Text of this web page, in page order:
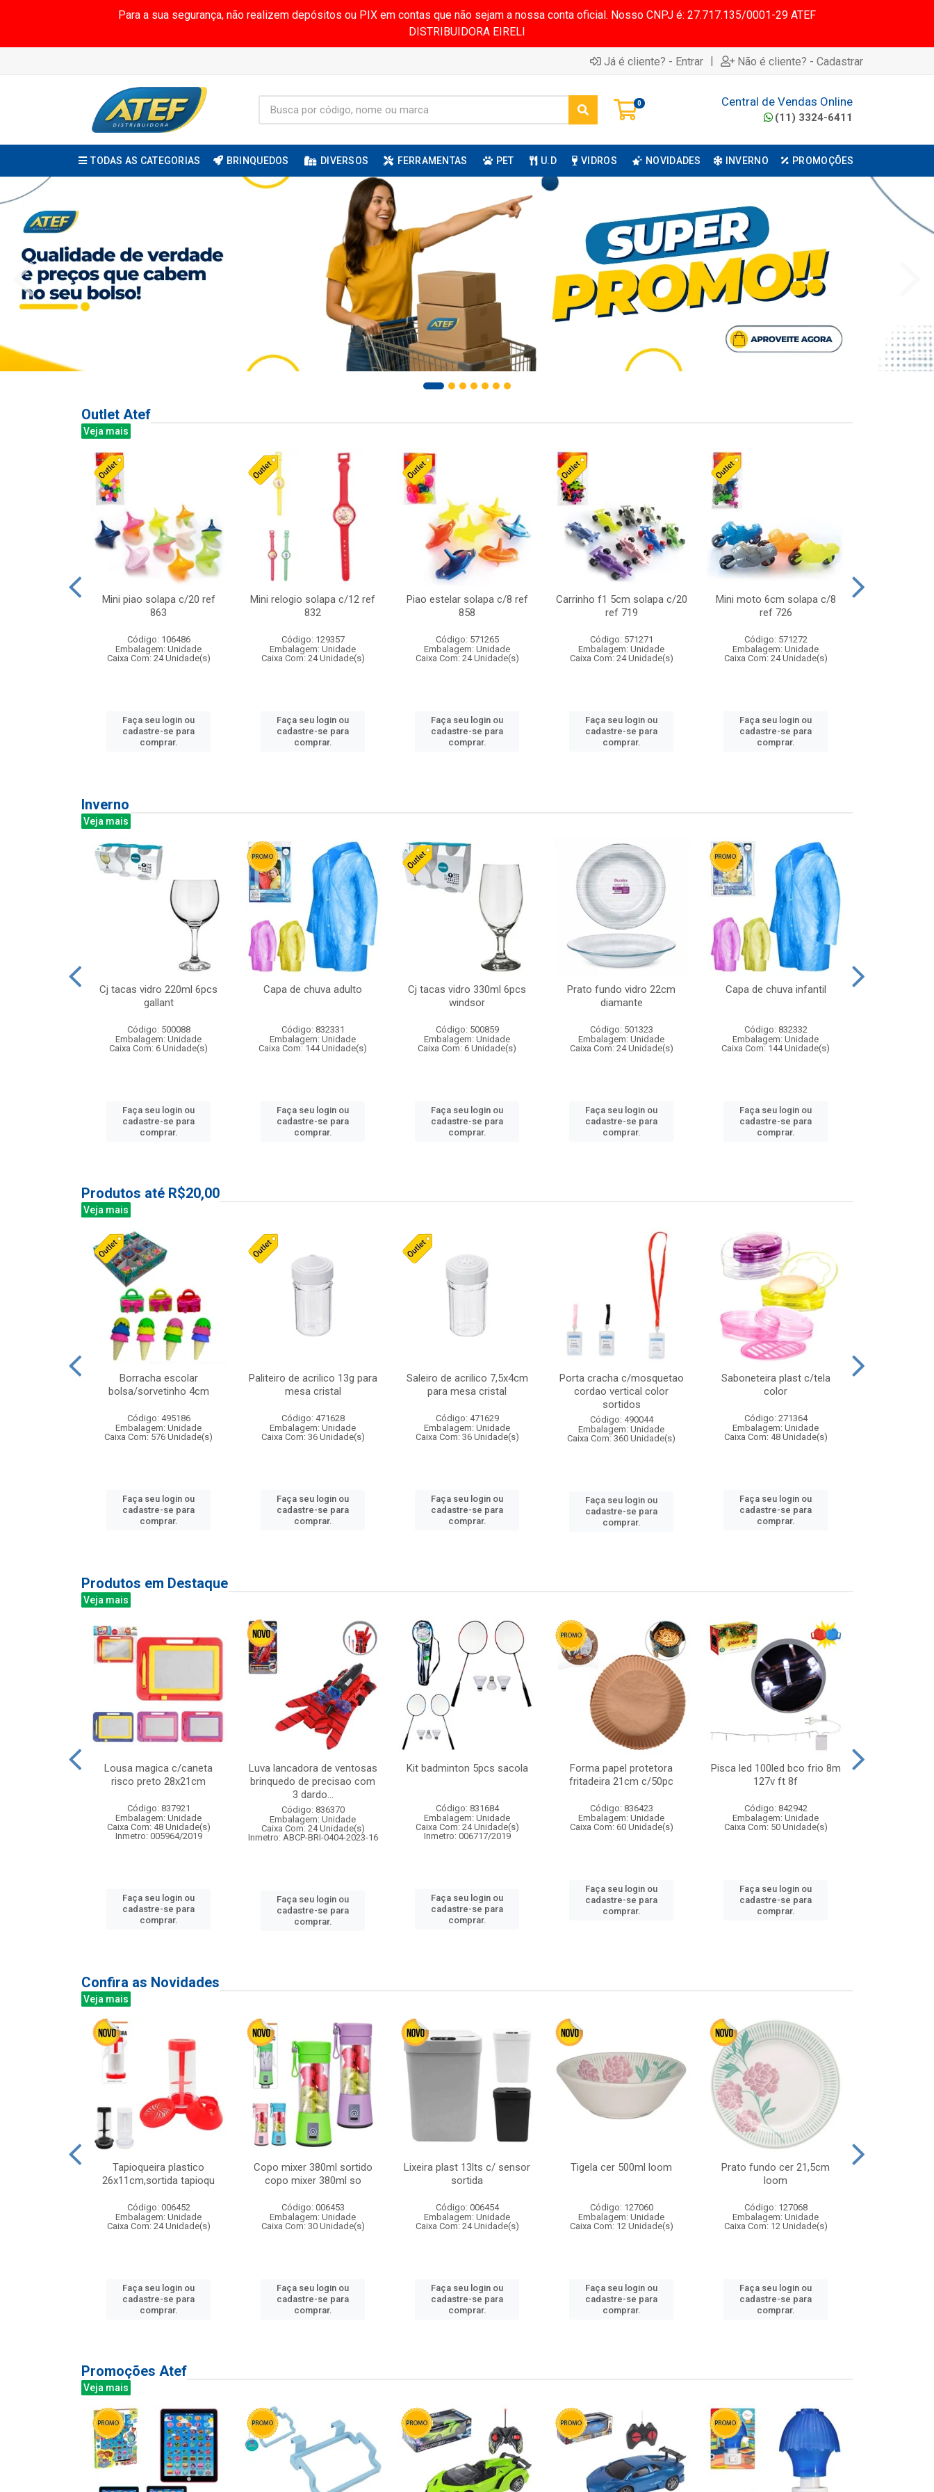
Para a sua segurança, não realizem depósitos ou PIX em contas que não sejam a nossa conta oficial. Nosso CNPJ é: 27.717.135/0001-29 ATEF
DISTRIBUIDORA EIRELI
Já é cliente? - Entrar | Não é cliente? - Cadastrar
0 Central de Vendas Online
(11) 3324-6411
TODAS AS CATEGORIAS BRINQUEDOS DIVERSOS FERRAMENTAS PET U.D VIDROS NOVIDADES INVERNO PROMOÇÕES
Outlet Atef
Veja mais
Mini piao solapa c/20 ref
863
Código: 106486
Embalagem: Unidade
Caixa Com: 24 Unidade(s)
Faça seu login ou
cadastre-se para
comprar.
Mini relogio solapa c/12 ref
832
Código: 129357
Embalagem: Unidade
Caixa Com: 24 Unidade(s)
Faça seu login ou
cadastre-se para
comprar.
Piao estelar solapa c/8 ref
858
Código: 571265
Embalagem: Unidade
Caixa Com: 24 Unidade(s)
Faça seu login ou
cadastre-se para
comprar.
Carrinho f1 5cm solapa c/20
ref 719
Código: 571271
Embalagem: Unidade
Caixa Com: 24 Unidade(s)
Faça seu login ou
cadastre-se para
comprar.
Mini moto 6cm solapa c/8
ref 726
Código: 571272
Embalagem: Unidade
Caixa Com: 24 Unidade(s)
Faça seu login ou
cadastre-se para
comprar.
Inverno
Veja mais
Cj tacas vidro 220ml 6pcs
gallant
Código: 500088
Embalagem: Unidade
Caixa Com: 6 Unidade(s)
Faça seu login ou
cadastre-se para
comprar.
Capa de chuva adulto
Código: 832331
Embalagem: Unidade
Caixa Com: 144 Unidade(s)
Faça seu login ou
cadastre-se para
comprar.
Cj tacas vidro 330ml 6pcs
windsor
Código: 500859
Embalagem: Unidade
Caixa Com: 6 Unidade(s)
Faça seu login ou
cadastre-se para
comprar.
Prato fundo vidro 22cm
diamante
Código: 501323
Embalagem: Unidade
Caixa Com: 24 Unidade(s)
Faça seu login ou
cadastre-se para
comprar.
Capa de chuva infantil
Código: 832332
Embalagem: Unidade
Caixa Com: 144 Unidade(s)
Faça seu login ou
cadastre-se para
comprar.
Produtos até R$20,00
Veja mais
Borracha escolar
bolsa/sorvetinho 4cm
Código: 495186
Embalagem: Unidade
Caixa Com: 576 Unidade(s)
Faça seu login ou
cadastre-se para
comprar.
Paliteiro de acrilico 13g para
mesa cristal
Código: 471628
Embalagem: Unidade
Caixa Com: 36 Unidade(s)
Faça seu login ou
cadastre-se para
comprar.
Saleiro de acrilico 7,5x4cm
para mesa cristal
Código: 471629
Embalagem: Unidade
Caixa Com: 36 Unidade(s)
Faça seu login ou
cadastre-se para
comprar.
Porta cracha c/mosquetao
cordao vertical color
sortidos
Código: 490044
Embalagem: Unidade
Caixa Com: 360 Unidade(s)
Faça seu login ou
cadastre-se para
comprar.
Saboneteira plast c/tela
color
Código: 271364
Embalagem: Unidade
Caixa Com: 48 Unidade(s)
Faça seu login ou
cadastre-se para
comprar.
Produtos em Destaque
Veja mais
Lousa magica c/caneta
risco preto 28x21cm
Código: 837921
Embalagem: Unidade
Caixa Com: 48 Unidade(s)
Inmetro: 005964/2019
Faça seu login ou
cadastre-se para
comprar.
Luva lancadora de ventosas
brinquedo de precisao com
3 dardo...
Código: 836370
Embalagem: Unidade
Caixa Com: 24 Unidade(s)
Inmetro: ABCP-BRI-0404-2023-16
Faça seu login ou
cadastre-se para
comprar.
Kit badminton 5pcs sacola
Código: 831684
Embalagem: Unidade
Caixa Com: 24 Unidade(s)
Inmetro: 006717/2019
Faça seu login ou
cadastre-se para
comprar.
Forma papel protetora
fritadeira 21cm c/50pc
Código: 836423
Embalagem: Unidade
Caixa Com: 60 Unidade(s)
Faça seu login ou
cadastre-se para
comprar.
Pisca led 100led bco frio 8m
127v ft 8f
Código: 842942
Embalagem: Unidade
Caixa Com: 50 Unidade(s)
Faça seu login ou
cadastre-se para
comprar.
Confira as Novidades
Veja mais
Tapioqueira plastico
26x11cm,sortida tapioqu
Código: 006452
Embalagem: Unidade
Caixa Com: 24 Unidade(s)
Faça seu login ou
cadastre-se para
comprar.
Copo mixer 380ml sortido
copo mixer 380ml so
Código: 006453
Embalagem: Unidade
Caixa Com: 30 Unidade(s)
Faça seu login ou
cadastre-se para
comprar.
Lixeira plast 13lts c/ sensor
sortida
Código: 006454
Embalagem: Unidade
Caixa Com: 24 Unidade(s)
Faça seu login ou
cadastre-se para
comprar.
Tigela cer 500ml loom
Código: 127060
Embalagem: Unidade
Caixa Com: 12 Unidade(s)
Faça seu login ou
cadastre-se para
comprar.
Prato fundo cer 21,5cm
loom
Código: 127068
Embalagem: Unidade
Caixa Com: 12 Unidade(s)
Faça seu login ou
cadastre-se para
comprar.
Promoções Atef
Veja mais